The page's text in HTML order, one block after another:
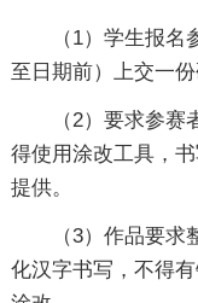
（1）学生报
至日期前）上交一
（2）要求参
得使用涂改工具，
提供。
（3）作品要
化汉字书写，不得